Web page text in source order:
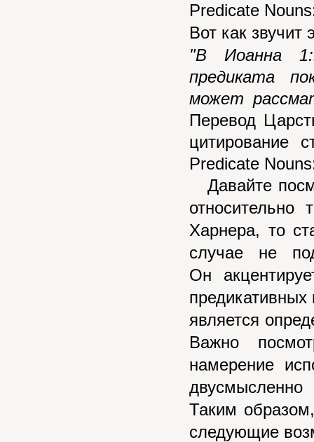
Predicate
Вот как звучит
"В Иоанна
предиката
может
Перевод
цитирование
Predicate Nouns
Давайте
Харнера, то
случае не
Он
является
Важно
намерение
Таким
следующие